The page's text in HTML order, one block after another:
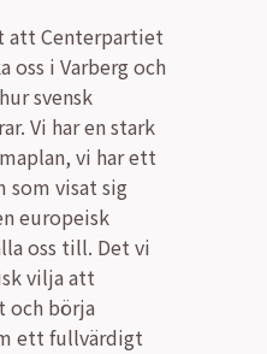
att Centerpartiet
oss i Varberg och
svensk
Vi har en stark
vi har ett
som visat sig
europeisk
oss till. Det vi
vilja att
och börja
ett fullvärdigt